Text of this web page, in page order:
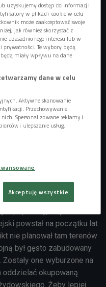
shutterstock
Muzeum Miasta
powstał na początku lat
nie planował tam terenów
był gęsto zabudowany
one wyburzone na
oddzielać okupowaną
Żeby lepiej
uzyskujemy dostęp do informacji
w plikach cookie w celu
może zaakceptować swoje
jak również skorzystać z
uzasadnionego interesu lub w
Te wybory będą
miały wpływu na dane
dane w celu
Aktywne skanowanie
Przechowywanie
Spersonalizowane reklamy i
i ulepszanie usług.
Akceptuję wszystkie